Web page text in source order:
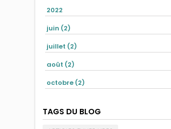
2022
juin (2)
juillet (2)
août (2)
octobre (2)
TAGS DU BLOG